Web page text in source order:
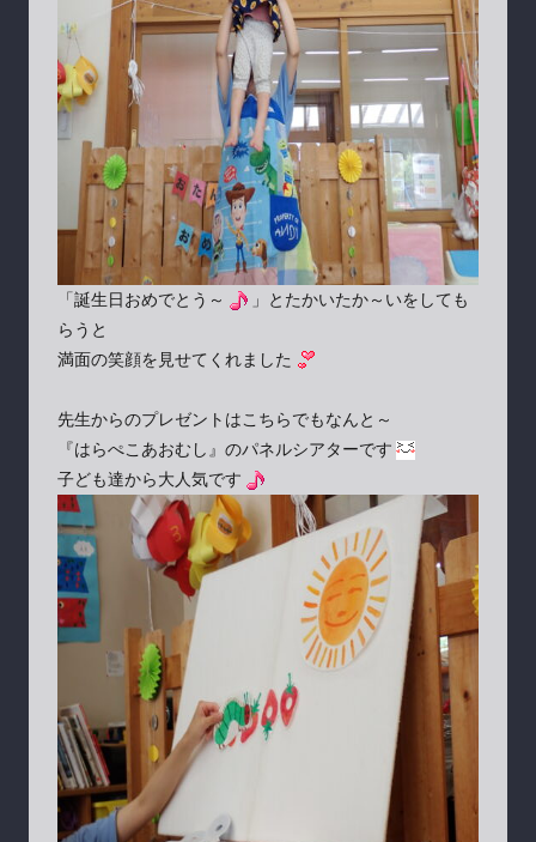
「誕生日おめでとう～
」とたかいたか～いをしても
らうと
満面の笑顔を見せてくれました
先生からのプレゼントはこちらでもなんと～
『はらぺこあおむし』のパネルシアターです
子ども達から大人気です